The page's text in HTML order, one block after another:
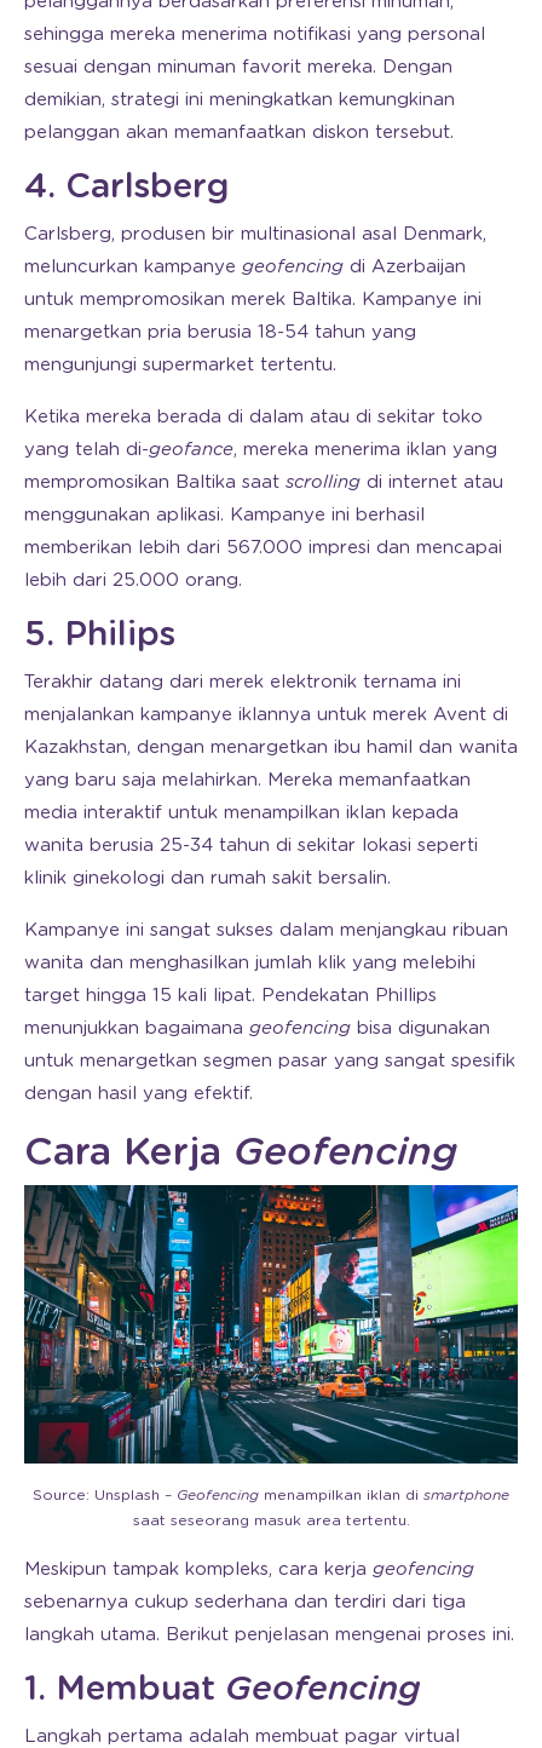
sehingga mereka menerima notifikasi yang personal
sesuai dengan minuman favorit mereka. Dengan
demikian, strategi ini meningkatkan kemungkinan
pelanggan akan memanfaatkan diskon tersebut.
4. Carlsberg
Carlsberg, produsen bir multinasional asal Denmark,
meluncurkan kampanye geofencing di Azerbaijan
untuk mempromosikan merek Baltika. Kampanye ini
menargetkan pria berusia 18-54 tahun yang
mengunjungi supermarket tertentu.
Ketika mereka berada di dalam atau di sekitar toko
yang telah di-geofance, mereka menerima iklan yang
mempromosikan Baltika saat scrolling di internet atau
menggunakan aplikasi. Kampanye ini berhasil
memberikan lebih dari 567.000 impresi dan mencapai
lebih dari 25.000 orang.
5. Philips
Terakhir datang dari merek elektronik ternama ini
menjalankan kampanye iklannya untuk merek Avent di
Kazakhstan, dengan menargetkan ibu hamil dan wanita
yang baru saja melahirkan. Mereka memanfaatkan
media interaktif untuk menampilkan iklan kepada
wanita berusia 25-34 tahun di sekitar lokasi seperti
klinik ginekologi dan rumah sakit bersalin.
Kampanye ini sangat sukses dalam menjangkau ribuan
wanita dan menghasilkan jumlah klik yang melebihi
target hingga 15 kali lipat. Pendekatan Phillips
menunjukkan bagaimana geofencing bisa digunakan
untuk menargetkan segmen pasar yang sangat spesifik
dengan hasil yang efektif.
Cara Kerja Geofencing
Source: Unsplash – Geofencing menampilkan iklan di smartphone
saat seseorang masuk area tertentu.
Meskipun tampak kompleks, cara kerja geofencing
sebenarnya cukup sederhana dan terdiri dari tiga
langkah utama. Berikut penjelasan mengenai proses ini.
1. Membuat Geofencing
Langkah pertama adalah membuat pagar virtual